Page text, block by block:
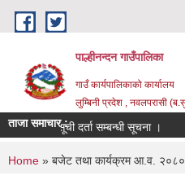
Skip to main content
पाल्हीनन्दन गाउँपालिका
गाउँ कार्यपालिकाको कार्यालय
लुम्बिनी प्रदेश , नवलपरासी
ताजा समाचार :सूची दर्ता सम्बन्धी सूचना ।
You are here
Home » बजेट तथा कार्यक्रम आ.व.